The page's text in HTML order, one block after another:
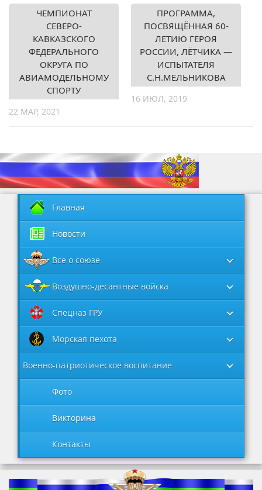
ЧЕМПИОНАТ
СЕВЕРО-
КАВКАЗСКОГО
ФЕДЕРАЛЬНОГО
ОКРУГА ПО
АВИАМОДЕЛЬНОМУ
СПОРТУ
22 МАР, 2021
ПРОГРАММА,
ПОСВЯЩЁННАЯ 60-
ЛЕТИЮ ГЕРОЯ
РОССИИ, ЛЁТЧИКА —
ИСПЫТАТЕЛЯ
С.Н.МЕЛЬНИКОВА
16 ИЮЛ, 2019
Главная
Новости
Все о союзе
Воздушно-десантные войска
Спецназ ГРУ
Морская пехота
Военно-патриотическое воспитание
Фото
Викторина
Контакты